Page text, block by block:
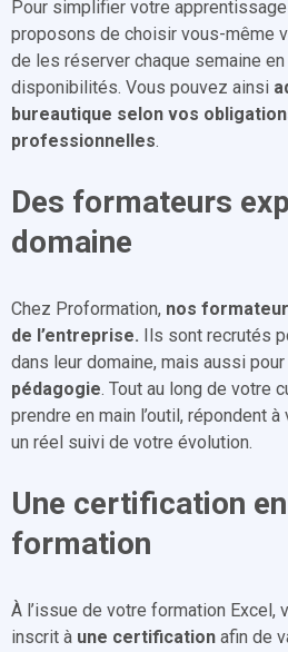
Pour simplifier votre apprentissage
proposons de choisir vous-même
de les réserver chaque semaine
disponibilités. Vous pouvez ainsi
bureautique selon vos
professionnelles.
Des formateurs
domaine
Chez Proformation, nos
de l’entreprise. Ils sont recrutés
dans leur domaine, mais aussi
pédagogie. Tout au long de votre
prendre en main l’outil, répondent
un réel suivi de votre évolution.
Une certification
formation
À l’issue de votre formation Excel,
inscrit à une certification afin de